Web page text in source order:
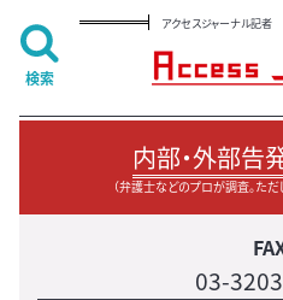
アクセスジャーナル記
内部・外部告
（弁護士などのプロが調査。ただ
03-
検索